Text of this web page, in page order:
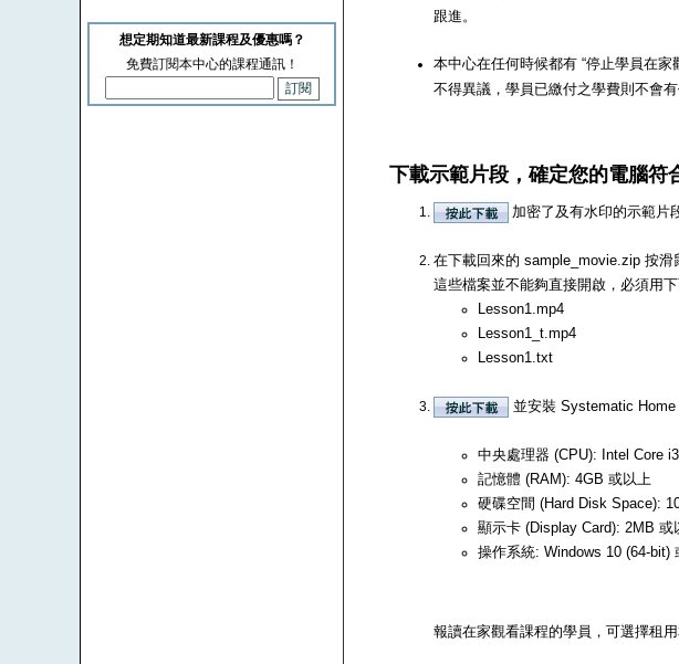
想定期知道最新課程及優惠嗎？
免費訂閱本中心的課程通訊！
跟進。
本中心在任何時候都有 “停止學員在
不得異議，學員已繳付之學費則不會有
下載示範片段，確定您的電腦符
加密了及有水印的示範片
在下載回來的 sample_movie.zip 按
這些檔案並不能夠直接開啟，必須用
Lesson1.mp4
Lesson1_t.mp4
Lesson1.txt
並安裝 Systematic Home
中央處理器 (CPU): Intel Core
記憶體 (RAM): 4GB 或以上
硬碟空間 (Hard Disk Space):
顯示卡 (Display Card): 2MB 或
操作系統: Windows 10 (64-bit)
報讀在家觀看課程的學員，可選擇租